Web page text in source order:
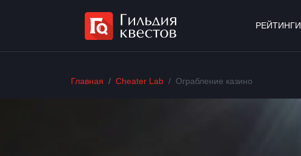
РЕЙТИНГИ
Главная Cheater Lab Ограбление казино